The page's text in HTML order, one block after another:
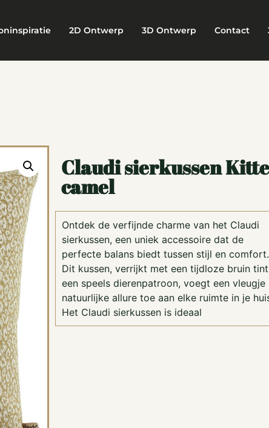
2D Ontwerp 3D Ontwerp Contact
Claudi sierkussen
camel
Ontdek de verfijnde charme van het Claudi
sierkussen, een uniek accessoire dat de
perfecte balans biedt tussen stijl en comfort.
Dit kussen, verrijkt met een tijdloze bruin
een speels dierenpatroon, voegt een vleugje
natuurlijke allure toe aan elke ruimte in je
Het Claudi sierkussen is ideaal